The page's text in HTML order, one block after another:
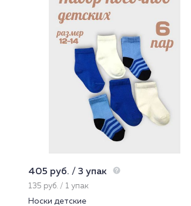
405 руб. / 3 упак
135 руб. / 1 упак
Носки детские